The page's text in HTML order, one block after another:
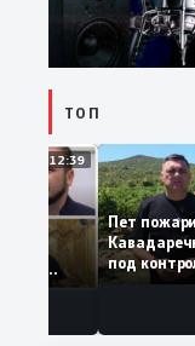
ТОП
12:39
За
му
од
кога му гори
Пет
под